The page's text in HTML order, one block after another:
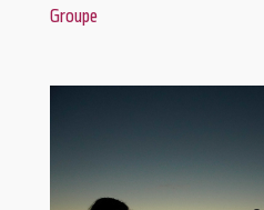
Groupe